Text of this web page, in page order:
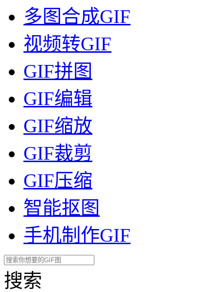
多图合成GIF
视频转GIF
GIF拼图
GIF编辑
GIF缩放
GIF裁剪
GIF压缩
智能抠图
手机制作GIF
搜索